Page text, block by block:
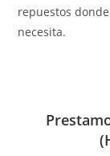
repuestos
necesita.